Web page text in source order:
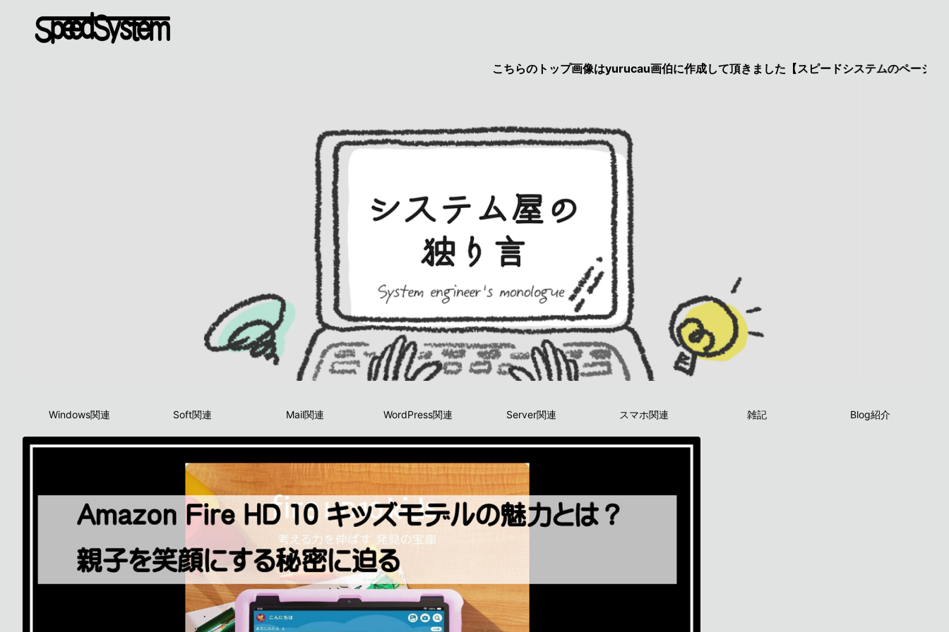
こちらのトップ画像はyurucau画伯に作成して頂きました【スピードシステムのページを見た】で特
Windows関連 Soft関連 Mail関連 WordPress関連 Server関連 スマホ関連 雑記 Blog紹介